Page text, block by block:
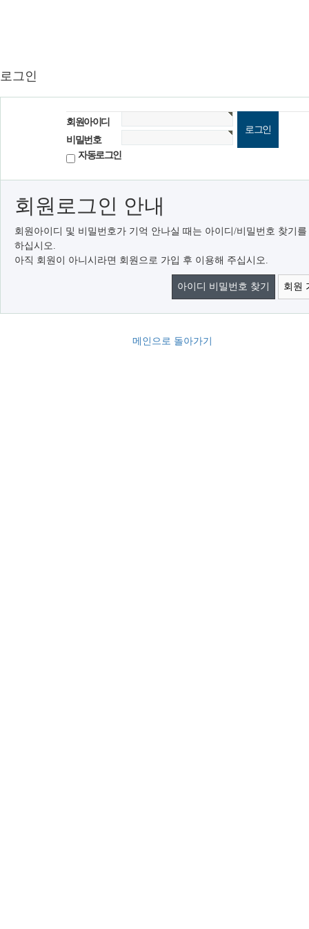
로그인
회원아이디
비밀번호
자동로그인
회원로그인 안내
회원아이디 및 비밀번호가 기억 안나실 때는 아이디/비밀번호 찾기를
하십시오.
아직 회원이 아니시라면 회원으로 가입 후 이용해 주십시오.
아이디 비밀번호 찾기 회원
메인으로 돌아가기